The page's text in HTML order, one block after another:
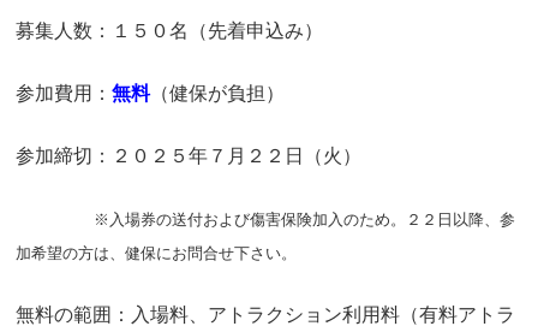
募集人数：１５０名（先着申込み）
参加費用：無料（健保が負担）
参加締切：２０２５年７月２２日（火）
※入場券の送付および傷害保険加入のため。２２日以降、参
加希望の方は、健保にお問合せ下さい。
無料の範囲：入場料、アトラクション利用料（有料アトラ